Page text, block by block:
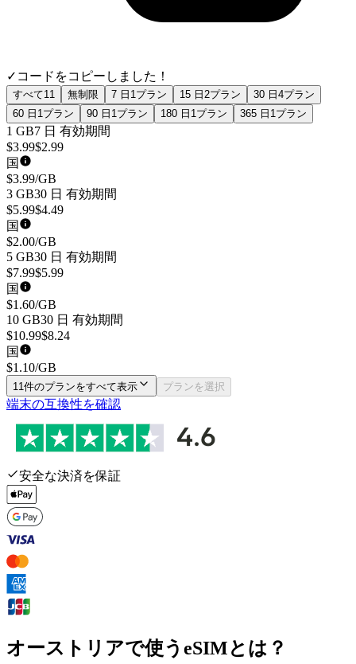
✓ コードをコピーしました！
すべて11 無制限 7 日 1 プラン 15 日 2プラン 30 日4プラン
60 日 1 プラン 90 日 1 プラン 180 日 1 プラン 365 日 1 プラン
1 GB7 日 有効期間
$3.99$2.99
国
$3.99/GB
3 GB30 日 有効期間
$5.99$4.49
国
$2.00/GB
5 GB30 日 有効期間
$7.99$5.99
国
$1.60/GB
10 GB30 日 有効期間
$10.99$8.24
国
$1.10/GB
11件のプランをすべて表示 プランを選択
端末の互換性を確認
安全な決済を保証
オーストリアで使うeSIMとは？